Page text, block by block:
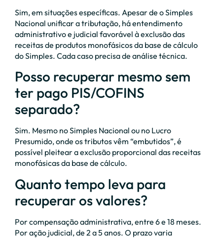
Sim, em situações específicas. Apesar de o Simples
Nacional unificar a tributação, há entendimento
administrativo e judicial favorável à exclusão das
receitas de produtos monofásicos da base de cálculo
do Simples. Cada caso precisa de análise técnica.
Posso recuperar mesmo sem
ter pago PIS/COFINS
separado?
Sim. Mesmo no Simples Nacional ou no Lucro
Presumido, onde os tributos vêm “embutidos”, é
possível pleitear a exclusão proporcional das receitas
monofásicas da base de cálculo.
Quanto tempo leva para
recuperar os valores?
Por compensação administrativa, entre 6 e 18 meses.
Por ação judicial, de 2 a 5 anos. O prazo varia